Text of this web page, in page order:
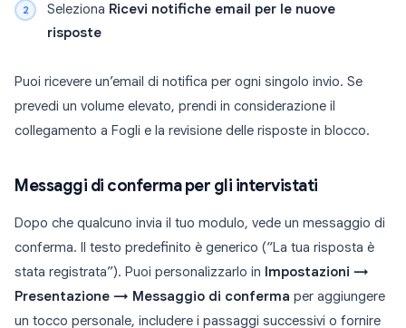
Seleziona Ricevi notifiche email per le nuove
risposte
Puoi ricevere un’email di notifica per ogni singolo invio. Se
prevedi un volume elevato, prendi in considerazione il
collegamento a Fogli e la revisione delle risposte in blocco.
Messaggi di conferma per gli intervistati
Dopo che qualcuno invia il tuo modulo, vede un messaggio di
conferma. Il testo predefinito è generico (“La tua risposta è
stata registrata”). Puoi personalizzarlo in Impostazioni →
Presentazione → Messaggio di conferma per aggiungere
un tocco personale, includere i passaggi successivi o fornire